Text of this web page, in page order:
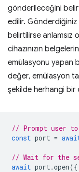
gönderileceğini
edilir. Gönderdiğiniz
belirtilirse anlamsız
cihazınızın
emülasyonu yapan
değer, emülasyon
şekilde herhangi bir
// Prompt user
const port =
// Wait for the
await port.open({